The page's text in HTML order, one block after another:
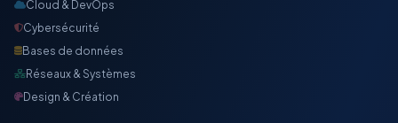
Cloud & DevOps
Cybersécurité
Bases de données
Réseaux & Systèmes
Design & Création